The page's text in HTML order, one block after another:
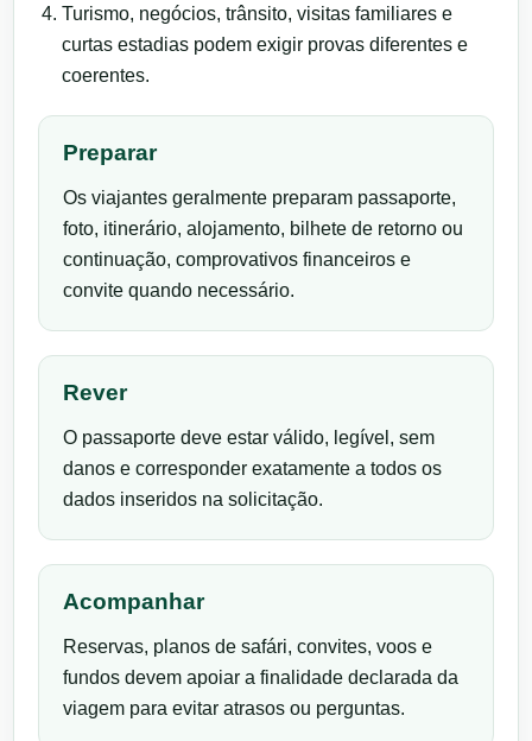
Turismo, negócios, trânsito, visitas familiares e
curtas estadias podem exigir provas diferentes e
coerentes.
Preparar
Os viajantes geralmente preparam passaporte,
foto, itinerário, alojamento, bilhete de retorno ou
continuação, comprovativos financeiros e
convite quando necessário.
Rever
O passaporte deve estar válido, legível, sem
danos e corresponder exatamente a todos os
dados inseridos na solicitação.
Acompanhar
Reservas, planos de safári, convites, voos e
fundos devem apoiar a finalidade declarada da
viagem para evitar atrasos ou perguntas.